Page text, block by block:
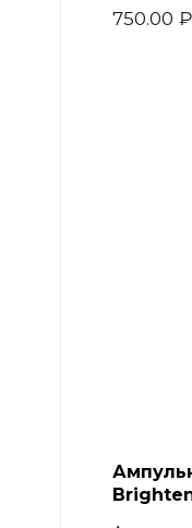
₽
750.00